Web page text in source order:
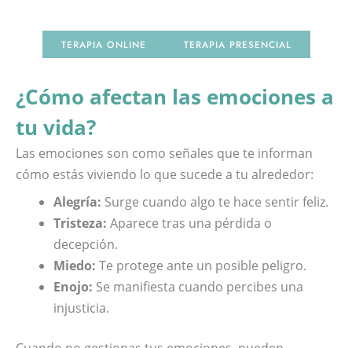
TERAPIA ONLINE TERAPIA PRESENCIAL
¿Cómo afectan las emociones a
tu vida?
Las emociones son como señales que te informan
cómo estás viviendo lo que sucede a tu alrededor:
Alegría: Surge cuando algo te hace sentir feliz.
Tristeza: Aparece tras una pérdida o
decepción.
Miedo: Te protege ante un posible peligro.
Enojo: Se manifiesta cuando percibes una
injusticia.